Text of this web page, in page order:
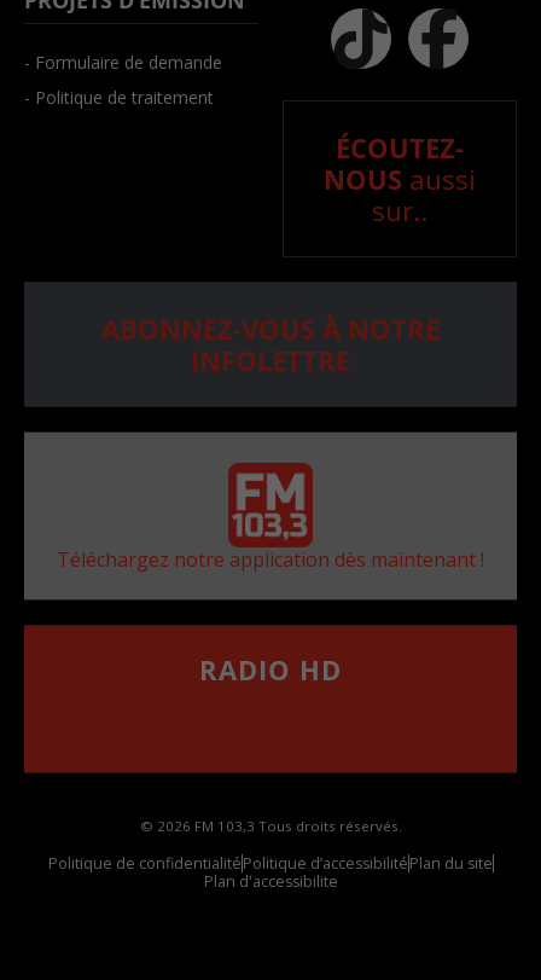
- Formulaire de demande
- Politique de traitement
ÉCOUTEZ-
NOUS aussi
sur..
ABONNEZ-VOUS À NOTRE
INFOLETTRE
Téléchargez notre application dès maintenant !
RADIO HD
© 2026 FM 103,3 Tous droits réservés.
Politique de confidentialitéPolitique d’accessibilitéPlan du site
Plan d'accessibilite